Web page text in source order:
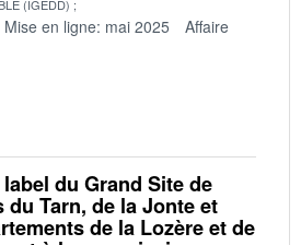
(IGEDD)
Mise en ligne: mai 2025
Affaire
du Grand Site de
du Tarn, de la Jonte et
de la Lozère et de